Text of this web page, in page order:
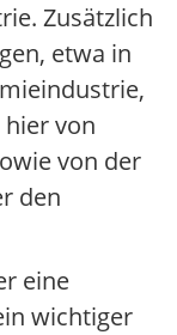
Zusätzlich
etwa in
hier von
von der
den
eine
wichtiger